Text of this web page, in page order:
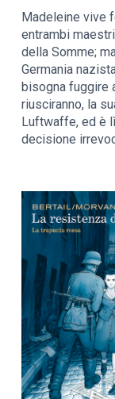
Madeleine vive
entrambi
della Somme;
Germania
bisogna fuggire
riusciranno, la
Luftwaffe, ed è
decisione